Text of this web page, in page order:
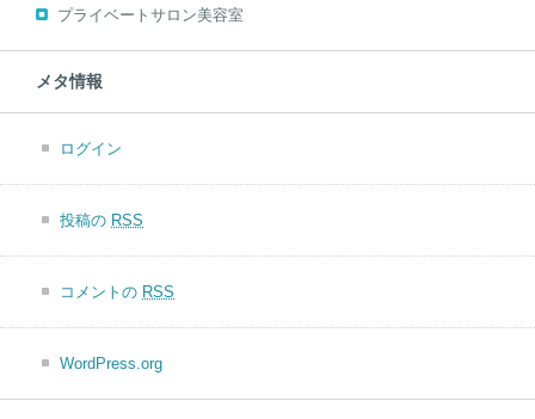
プライベートサロン美容室
メタ情報
ログイン
投稿の RSS
コメントの RSS
WordPress.org